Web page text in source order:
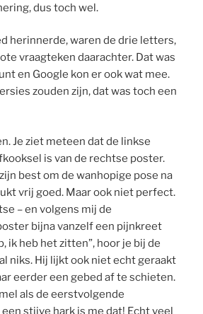
dus toch wel.
herinnerde, waren de drie letters,
vraagteken daarachter. Dat was
en Google kon er ook wat mee.
zouden zijn, dat was toch een
Je ziet meteen dat de linkse
is van de rechtse poster.
best om de wanhopige pose na
vrij goed. Maar ook niet perfect.
– en volgens mij de
bijna vanzelf een pijnkreet
ik heb het zitten”, hoor je bij de
niks. Hij lijkt ook niet echt geraakt
eerder een gebed af te schieten.
als de eerstvolgende
stijve hark is me dat! Echt veel